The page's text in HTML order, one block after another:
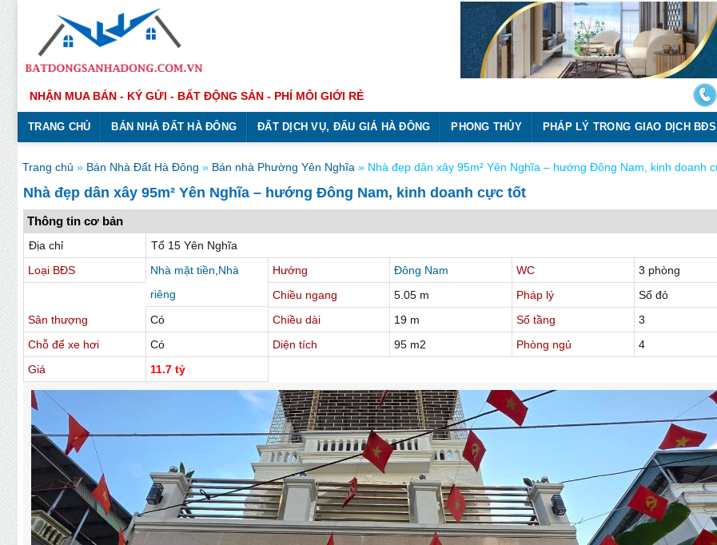
dung
NHẬN MUA BÁN - KÝ GỬI - BẤT ĐỘNG SẢN - PHÍ MÔI GIỚI RẺ
TRANG CHỦ BÁN NHÀ ĐẤT HÀ ĐÔNG ĐẤT DỊCH VỤ, ĐẤU GIÁ HÀ ĐÔNG PHONG THỦY PHÁP LÝ TRONG GIAO DỊCH BĐS
Trang chủ » Bán Nhà Đất Hà Đông » Bán nhà Phường Yên Nghĩa » Nhà đẹp dân xây 95m² Yên Nghĩa – hướng Đông Nam, kinh doanh
Nhà đẹp dân xây 95m² Yên Nghĩa – hướng Đông Nam, kinh doanh cực tốt
Thông tin cơ bản
Địa chỉ
Tổ 15 Yên Nghĩa
Loại BĐS
Nhà mặt tiền Nhà
riêng
Hướng Đông Nam WC
3 phòng
Chiều ngang
5.05 m Pháp lý
Sổ đỏ
Sân thượng
Có Chiều dài 19 m Số tầng
3
Chỗ để xe hơi
Có Diện tích 95 m2 Phòng ngủ
4
Giá
11.7 tỷ